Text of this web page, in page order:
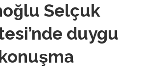
Selçuk
duygu